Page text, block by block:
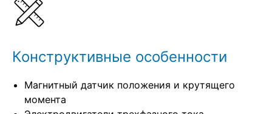
Конструктивные особенности
Магнитный датчик положения и крутящего
момента